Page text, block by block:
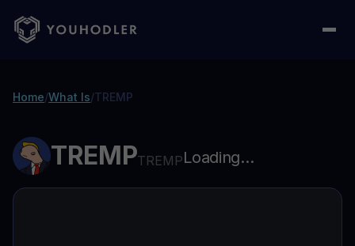
Home/What Is/TREMP
TREMPTREMPLoading...